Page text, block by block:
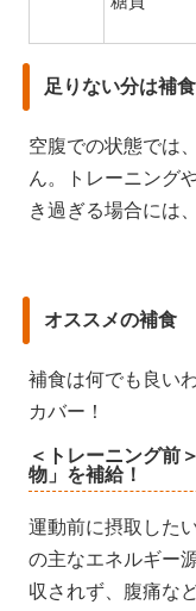
足りない分は補
空腹での状態では
ん。トレーニング
き過ぎる場合には
オススメの補食
補食は何でも良い
カバー！
＜トレーニング前
物」を補給！
運動前に摂取した
の主なエネルギー
収されず、腹痛な